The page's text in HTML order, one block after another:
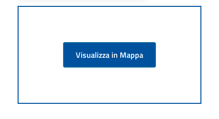
Visualizza in Mappa